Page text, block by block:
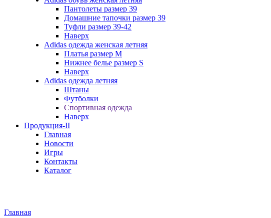
Пантолеты размер 39
Домашние тапочки размер 39
Туфли размер 39-42
Наверх
Adidas одежда женская летняя
Платья размер M
Нижнее белье размер S
Наверх
Adidas одежда летняя
Штаны
Футболки
Спортивная одежда
Наверх
Продукция-II
Главная
Новости
Игры
Контакты
Каталог
Главная